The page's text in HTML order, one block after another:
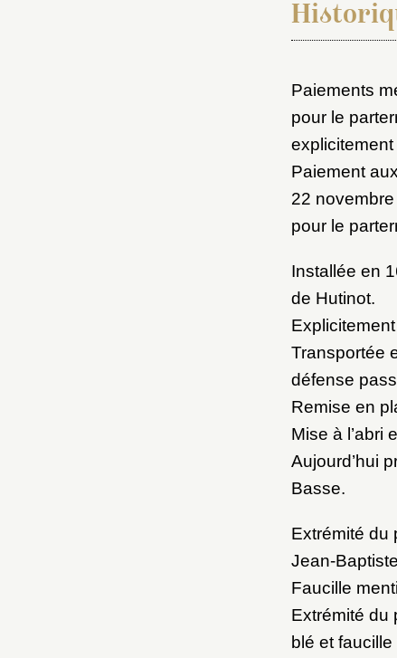
Paiements
pour le
Paiement
22
pour le
Installée en
de Hutinot.
Transportée
défense
Remise en
Mise à l’abri
Aujourd’hui
Basse.
Extrémité du
Jean-
Faucille
Extrémité du
blé et